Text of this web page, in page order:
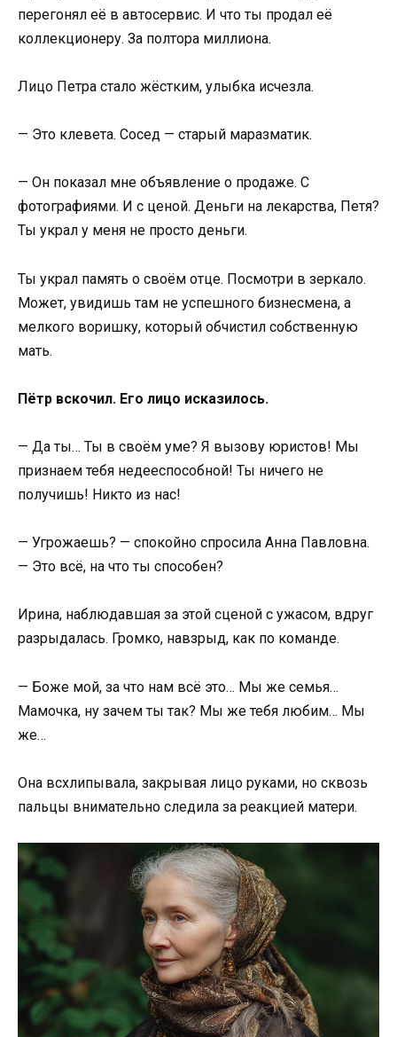
перегонял её в автосервис. И что ты продал её
коллекционеру. За полтора миллиона.
Лицо Петра стало жёстким, улыбка исчезла.
— Это клевета. Сосед — старый маразматик.
— Он показал мне объявление о продаже. С
фотографиями. И с ценой. Деньги на лекарства, Петя?
Ты украл у меня не просто деньги.
Ты украл память о своём отце. Посмотри в зеркало.
Может, увидишь там не успешного бизнесмена, а
мелкого воришку, который обчистил собственную
мать.
Пётр вскочил. Его лицо исказилось.
— Да ты… Ты в своём уме? Я вызову юристов! Мы
признаем тебя недееспособной! Ты ничего не
получишь! Никто из нас!
— Угрожаешь? — спокойно спросила Анна Павловна.
— Это всё, на что ты способен?
Ирина, наблюдавшая за этой сценой с ужасом, вдруг
разрыдалась. Громко, навзрыд, как по команде.
— Боже мой, за что нам всё это… Мы же семья…
Мамочка, ну зачем ты так? Мы же тебя любим… Мы
же…
Она всхлипывала, закрывая лицо руками, но сквозь
пальцы внимательно следила за реакцией матери.